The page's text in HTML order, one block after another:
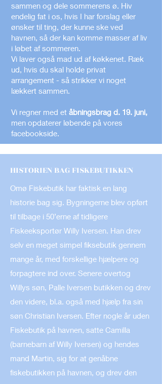
sammen og dele sommerens ø. Hiv
endelig fat i os, hvis I har forslag eller
ønsker til ting, der kunne ske ved
havnen, så der kan komme masser af liv
i løbet af sommeren.
Vi laver også mad ud af køkkenet. Ræk
ud, hvis du skal holde privat
arrangement - så strikker vi noget
lækkert sammen.
Vi regner med et åbningsbrag d. 19. juni,
men opdaterer løbende på vores
facebookside.
HISTORIEN BAG FISKEBUTIKKEN
Omø Fiskebutik har faktisk en lang
historie bag sig. Bygningerne blev opført
til tilbage i 50’erne af tidligere
Fiskeeksportør Willy Iversen. Han drev
selv en meget simpel fiksebutik gennem
mange år, med forskellige hjælpere og
forpagtere ind over. Senere overtog
Willys søn, Palle Iversen butikken og drev
den videre, bl.a. også med hjælp fra sin
søn Christian Iversen. Efter nogle år uden
Fiskebutik på havnen, satte Camilla
(barnebarn af Willy Iversen) og hendes
mand Martin, sig for at genåbne
fiskebutikken på havnen, og drev den